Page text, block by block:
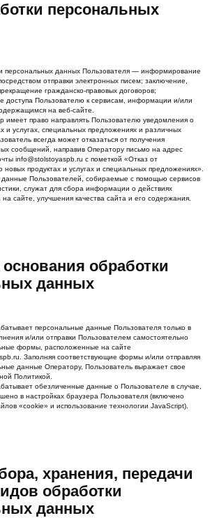
персональных
персональных данных Пользователя — информирование
отправки электронных писем; заключение,
гражданско-правовых договоров;
доступа Пользователю к сервисам, информации и/или
на веб-сайте.
имеет право направлять Пользователю уведомления о
и услугах, специальных предложениях и различных
всегда может отказаться от получения
сообщений, направив Оператору письмо на адрес
info@stolstoyaspb.ru с пометкой «Отказ от
новых продуктах и услугах и специальных предложениях».
Пользователей, собираемые с помощью сервисов
служат для сбора информации о действиях
сайте, улучшения качества сайта и его содержания.
обработки
данных
персональные данные Пользователя только в
и/или отправки Пользователем самостоятельно
формы, расположенные на сайте
Заполняя соответствующие формы и/или отправляя
данные Оператору, Пользователь выражает свое
Политикой.
обезличенные данные о Пользователе в случае,
в настройках браузера Пользователя (включено
«cookie» и использование технологии JavaScript).
хранения, передачи
обработки
данных